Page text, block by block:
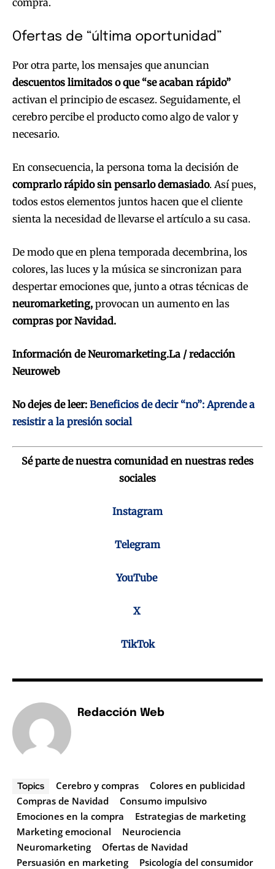
Ofertas de “última oportunidad”
Por otra parte, los mensajes que anuncian
descuentos limitados o que “se acaban rápido”
activan el principio de escasez. Seguidamente, el
cerebro percibe el producto como algo de valor y
necesario.
En consecuencia, la persona toma la decisión de
comprarlo rápido sin pensarlo demasiado. Así pues,
todos estos elementos juntos hacen que el cliente
sienta la necesidad de llevarse el artículo a su casa.
De modo que en plena temporada decembrina, los
colores, las luces y la música se sincronizan para
despertar emociones que, junto a otras técnicas de
neuromarketing, provocan un aumento en las
compras por Navidad.
Información de Neuromarketing.La / redacción
Neuroweb
No dejes de leer: Beneficios de decir “no”: Aprende a
resistir a la presión social
Sé parte de nuestra comunidad en nuestras redes
sociales
Instagram
Telegram
YouTube
X
TikTok
Redacción Web
Topics Cerebro y compras
Colores en publicidad
Compras de Navidad
Consumo impulsivo
Emociones en la compra
Estrategias de marketing
Marketing emocional
Neurociencia
Neuromarketing
Ofertas de Navidad
Persuasión en marketing
Psicología del consumidor